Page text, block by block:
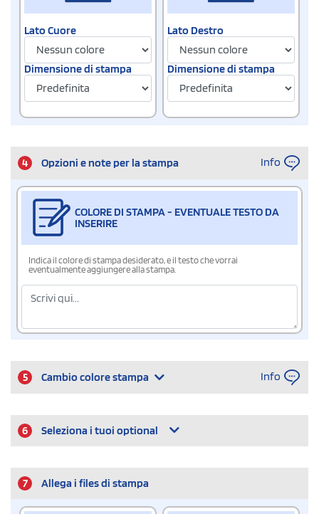
Lato Cuore
Dimensione di stampa
Lato Destro
Dimensione di stampa
4 Opzioni e note per la stampa Info
COLORE DI STAMPA - EVENTUALE TESTO DA
INSERIRE
Indica il colore di stampa desiderato, e il testo che vorrai
eventualmente aggiungere alla stampa.
5 Cambio colore stampa Info
6 Seleziona i tuoi optional
7 Allega i files di stampa